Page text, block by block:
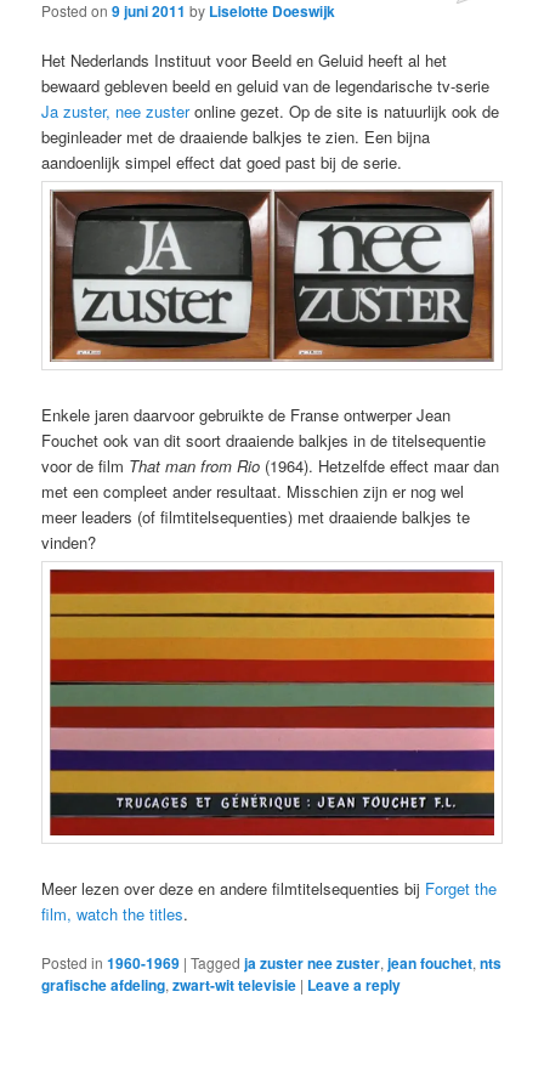
Posted on9 juni 2011 by Liselotte Doeswijk
Het Nederlands Instituut voor Beeld en Geluid heeft al het
bewaard gebleven beeld en geluid van de legendarische tv-serie
Ja zuster, nee zusteronline gezet. Op de site is natuurlijk ook de
beginleader met de draaiende balkjes te zien. Een bijna
aandoenlijk simpel effect dat goed past bij de serie.
Enkele jaren daarvoor gebruikte de Franse ontwerper Jean
Fouchet ook van dit soort draaiende balkjes in de titelsequentie
voor de film That man from Rio (1964). Hetzelfde effect maar dan
met een compleet ander resultaat. Misschien zijn er nog wel
meer leaders (of filmtitelsequenties) met draaiende balkjes te
vinden?
Meer lezen over deze en andere filmtitelsequenties bij Forget the
film, watch the titles.
Posted in 1960-1969 |Tagged ja zuster nee zuster,jean fouchet,nts
grafische afdeling,zwart-wit televisie | Leave a reply